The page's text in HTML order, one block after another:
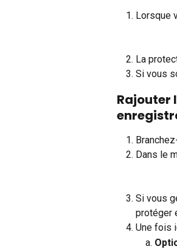
Lorsque
La
Si vous
Rajouter
Dans le
Si vous
protéger
Une fois